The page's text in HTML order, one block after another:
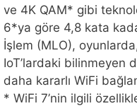
ve 4K QAM* gibi
6*ya göre 4,8 kata
İşlem (MLO),
IoT’lardaki bilinmeyen
daha kararlı WiFi
* WiFi 7’nin ilgili